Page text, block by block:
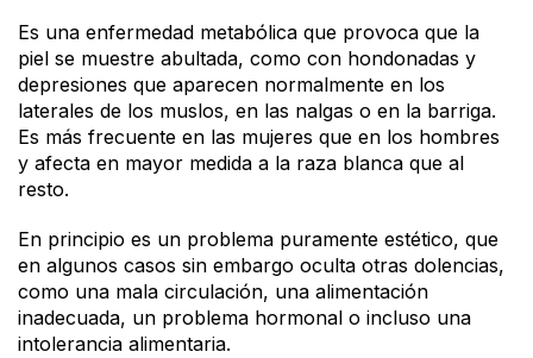
Es una enfermedad metabólica que provoca que la
piel se muestre abultada, como con hondonadas y
depresiones que aparecen normalmente en los
laterales de los muslos, en las nalgas o en la barriga.
Es más frecuente en las mujeres que en los hombres
y afecta en mayor medida a la raza blanca que al
resto.
En principio es un problema puramente estético, que
en algunos casos sin embargo oculta otras dolencias,
como una mala circulación, una alimentación
inadecuada, un problema hormonal o incluso una
intolerancia alimentaria.